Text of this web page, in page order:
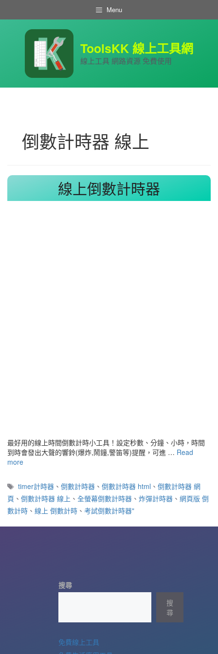
Menu
ToolsKK 線上工具網
線上工具 網路資源 免費使用
倒數計時器 線上
線上倒數計時器
最好用的線上時間倒數計時小工具！設定秒數、分鐘、小時，時間
到時會發出大聲的響鈴(爆炸,鬧鐘,警笛等)提醒，可進 … Read
more
標
籤
timer計時器 、倒數計時器 、倒數計時器 html 、倒數計時器 網
頁 、 倒數計時器 線上 、 全螢幕倒數計時器 、 炸彈計時器 、 網頁版 倒
數計時 、 線上 倒數計時 、 考試倒數計時器"
搜尋
搜
尋
免費線上工具